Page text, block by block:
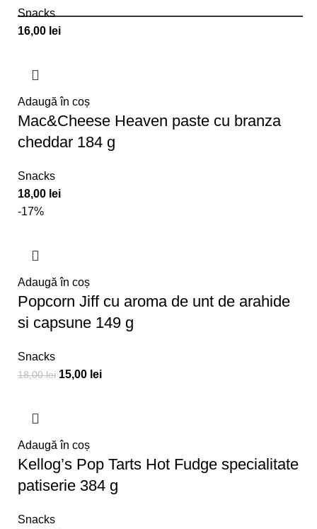
Snacks
16,00 lei
Adaugă în coș
Mac&Cheese Heaven paste cu branza
cheddar 184 g
Snacks
18,00 lei
-17%
Adaugă în coș
Popcorn Jiff cu aroma de unt de arahide
si capsune 149 g
Snacks
18,00lei 15,00 lei
Adaugă în coș
Kellog’s Pop Tarts Hot Fudge specialitate
patiserie 384 g
Snacks